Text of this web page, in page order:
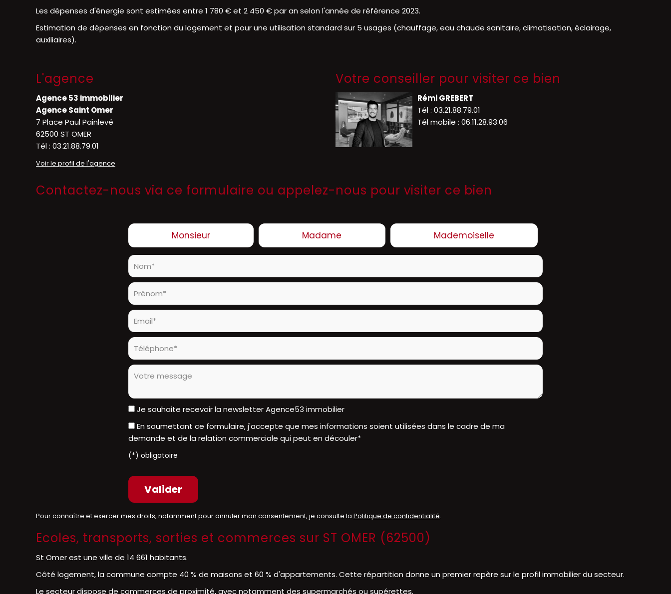
Les dépenses d'énergie sont estimées entre 1 780 € et 2 450 € par an selon l'année de référence 2023.
Estimation de dépenses en fonction du logement et pour une utilisation standard sur 5 usages (chauffage, eau chaude sanitaire, climatisation, éclairage,
auxiliaires).
L'agence
Agence 53 immobilier
Agence Saint Omer
7 Place Paul Painlevé
62500 ST OMER
Tél : 03.21.88.79.01
Voir le profil de l'agence
Votre conseiller pour visiter ce bien
Rémi GREBERT
Tél :03.21.88.79.01
Tél mobile :06.11.28.93.06
Contactez-nous via ce formulaire ou appelez-nous pour visiter ce bien
Civilité :
Monsieur Madame Mademoiselle
Nom* :
Prénom* :
Email* :
Téléphone* :
Votre message :
Je souhaite recevoir la newsletter Agence53 immobilier
En soumettant ce formulaire, j'accepte que mes informations soient utilisées dans le cadre de ma
demande et de la relation commerciale qui peut en découler*
(*) obligatoire
Pour connaître et exercer mes droits, notamment pour annuler mon consentement, je consulte la Politique de confidentialité.
Ecoles, transports, sorties et commerces sur ST OMER (62500)
St Omer est une ville de 14 661 habitants.
Côté logement, la commune compte 40 % de maisons et 60 % d'appartements. Cette répartition donne un premier repère sur le profil immobilier du secteur.
Le secteur dispose de commerces de proximité, avec notamment des supermarchés ou supérettes.